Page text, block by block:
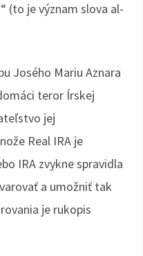
(to je význam slova al-
Josého Mariu Aznara
teror Írskej
jej
Real IRA je
IRA zvykne spravidla
a umožniť tak
je rukopis